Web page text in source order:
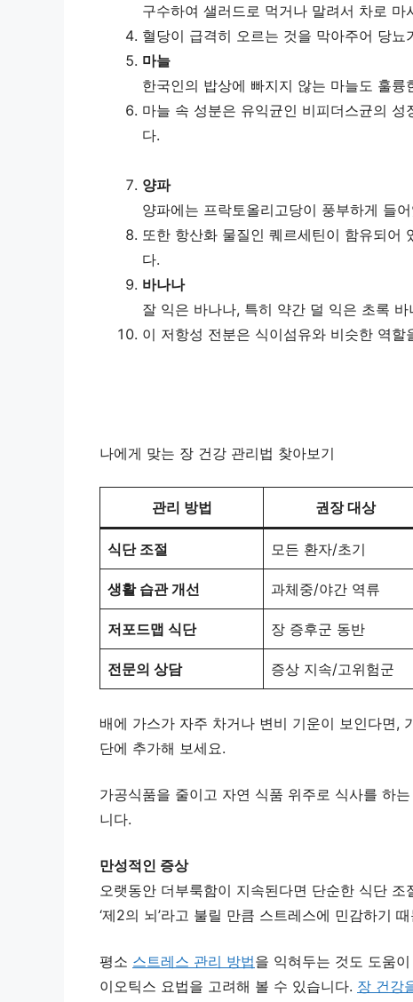
구수하여 샐러드로 먹거나 말려서 차로 마
혈당이 급격히 오르는 것을 막아주어 당
마늘
한국인의 밥상에 빠지지 않는 마늘도 훌륭
마늘 속 성분은 유익균인 비피더스균의
다.
양파
양파에는 프락토올리고당이 풍부하게 들
또한 항산화 물질인 퀘르세틴이 함유되어
다.
바나나
잘 익은 바나나, 특히 약간 덜 익은 초록
이 저항성 전분은 식이섬유와 비슷한 역
나에게 맞는 장 건강 관리법 찾아보기
관리 방법 권장 대상
식단 조절 모든 환자/초기
생활 습관 개선 과체중/야간 역류
저포드맵 식단 장 증후군 동반
전문의 상담 증상 지속/고위험군
배에 가스가 자주 차거나 변비 기운이 보인다면,
단에 추가해 보세요.
가공식품을 줄이고 자연 식품 위주로 식사를 하
니다.
만성적인 증상
오랫동안 더부룩함이 지속된다면 단순한 식단
‘제2의 뇌’라고 불릴 만큼 스트레스에 민감하기
평소 스트레스 관리 방법을 익혀두는 것도 도움
이오틱스 요법을 고려해 볼 수 있습니다. 장 건강